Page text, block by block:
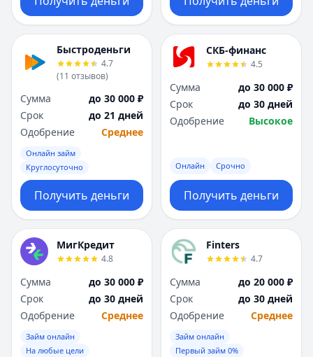
Быстроденьги
4.7
(11 отзывов)
Сумма
до 30 000 ₽
Срок
до 21 дней
Одобрение
Среднее
Онлайн займ
Круглосуточно
Получить деньги
СКБ-финанс
4.5
Сумма
до 30 000 ₽
Срок
до 30 дней
Одобрение
Высокое
Онлайн Срочно
Получить деньги
МигКредит
4.8
Сумма
до 30 000 ₽
Срок
до 30 дней
Одобрение
Среднее
Займ онлайн
На любые цели
Finters
4.7
Сумма
до 20 000 ₽
Срок
до 30 дней
Одобрение
Среднее
Займ онлайн
Первый займ 0%